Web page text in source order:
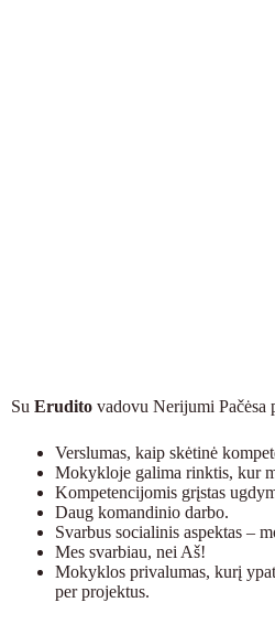
Su Erudito vadovu Nerijumi Pačėsa
Verslumas, kaip skėtinė
Mokykloje galima rinktis, kur
Kompetencijomis grįstas
Daug komandinio darbo.
Svarbus socialinis aspektas –
Mes svarbiau, nei Aš!
Mokyklos privalumas, kurį
per projektus.